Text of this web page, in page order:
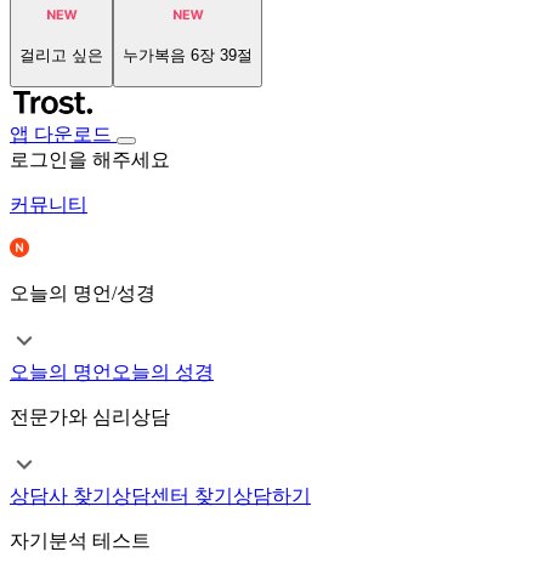
걸리고 싶은 누가복음 6장 39절
앱 다운로드
로그인을 해주세요
커뮤니티
오늘의 명언/성경
오늘의 명언 오늘의 성경
전문가와 심리상담
상담사 찾기 상담센터 찾기 상담하기
자기분석 테스트